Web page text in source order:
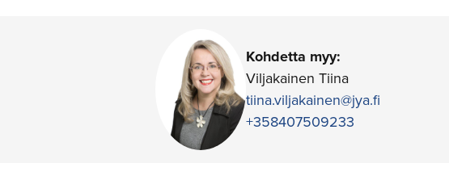
Kohdetta myy:
Viljakainen Tiina
tiina.viljakainen@jya.fi
+358407509233